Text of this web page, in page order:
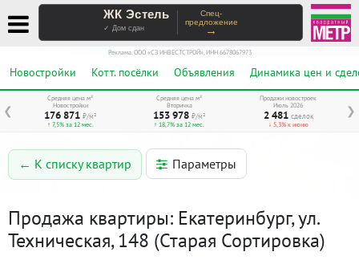
ЖК Эстель
✓ Дом сдан
Спец-
предложение
→
Реклама. ООО «СЗ ИНВЕСТСТРОЙ», ИНН 6678067973
Новостройки Котт. посёлки Объявления Динамика цен и
❮ ❯
Средняя цена м²
Новостройки
176 871 ₽/м²
↑ 7,5% за 12 мес.
Средняя цена м²
Вторичка
153 978 ₽/м²
↑ 18,7% за 12 мес.
Продажи новостроек
Июль 2026
2 481 сделок
↓ 5,3% к июню
← К списку квартир Параметры
Продажа квартиры: Екатеринбург, ул.
Техническая, 148 (Старая Сортировка)